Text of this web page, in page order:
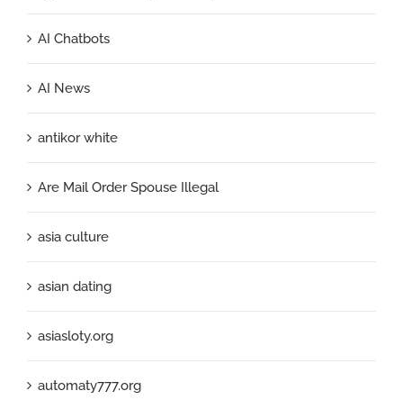
AI Chatbots
AI News
antikor white
Are Mail Order Spouse Illegal
asia culture
asian dating
asiasloty.org
automaty777.org